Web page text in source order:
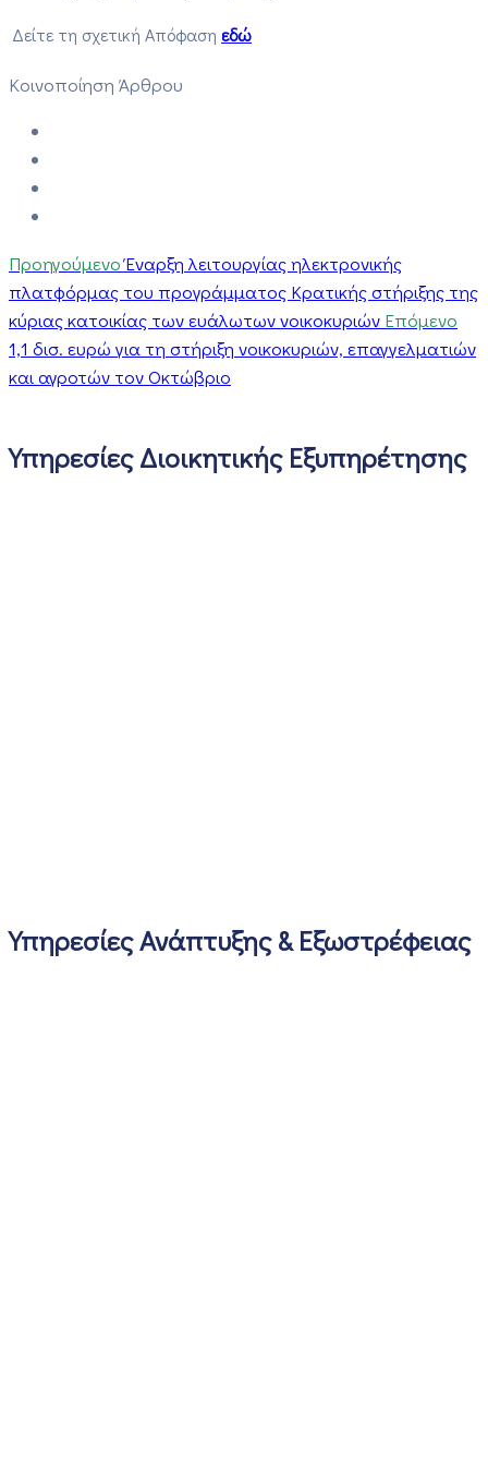
Δείτε τη σχετική Απόφαση εδώ
Κοινοποίηση Άρθρου
Προηγούμενο Έναρξη λειτουργίας ηλεκτρονικής
πλατφόρμας του προγράμματος Κρατικής στήριξης της
κύριας κατοικίας των ευάλωτων νοικοκυριών Επόμενο
1,1 δισ. ευρώ για τη στήριξη νοικοκυριών, επαγγελματιών
και αγροτών τον Οκτώβριο
Υπηρεσίες Διοικητικής Εξυπηρέτησης
Υπηρεσίες Ανάπτυξης & Εξωστρέφειας